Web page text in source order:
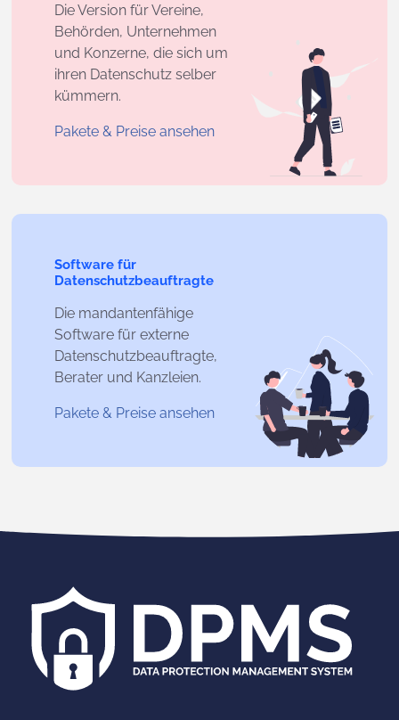
Die Version für Vereine,
Behörden, Unternehmen
und Konzerne, die sich um
ihren Datenschutz selber
kümmern.
Pakete & Preise ansehen
Software für
Datenschutzbeauftragte
Die mandantenfähige
Software für externe
Datenschutzbeauftragte,
Berater und Kanzleien.
Pakete & Preise ansehen